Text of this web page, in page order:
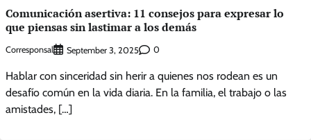
Comunicación asertiva: 11 consejos para expresar lo
que piensas sin lastimar a los demás
Corresponsal September 3, 2025 0
Hablar con sinceridad sin herir a quienes nos rodean es un
desafío común en la vida diaria. En la familia, el trabajo o las
amistades, […]